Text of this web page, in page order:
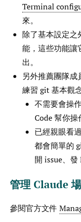
Terminal
來。
除了基本設定之
能，這些功能讓
出。
另外推薦團隊
練習 git 基本觀念
不需要會操
Code 幫你操
已經親眼看
都會簡單的
開 issue、發
管理 Claude
參閱官方文件